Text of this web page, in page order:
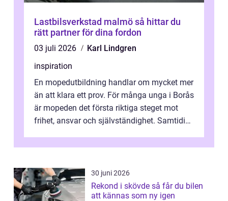
Lastbilsverkstad malmö så hittar du
rätt partner för dina fordon
03 juli 2026
Karl Lindgren
inspiration
En mopedutbildning handlar om mycket mer
än att klara ett prov. För många unga i Borås
är mopeden det första riktiga steget mot
frihet, ansvar och självständighet. Samtidigt
30 juni 2026
Rekond i skövde så får du bilen
att kännas som ny igen